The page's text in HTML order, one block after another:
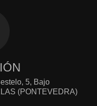
5, Bajo
(PONTEVEDRA)